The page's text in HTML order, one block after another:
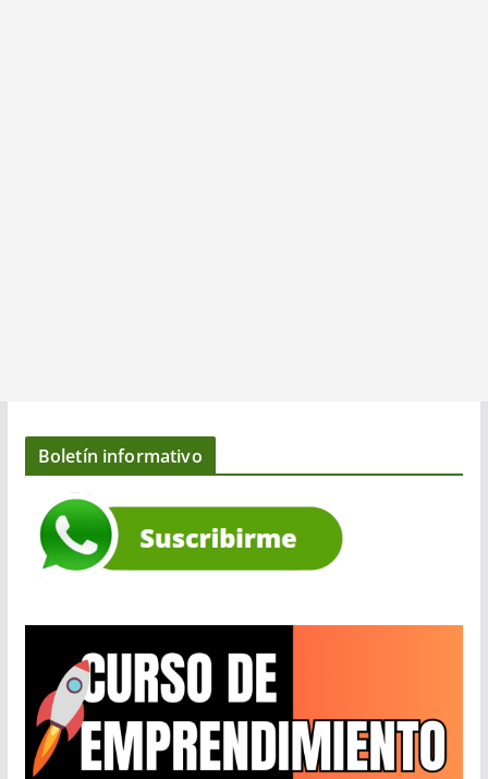
Boletín informativo